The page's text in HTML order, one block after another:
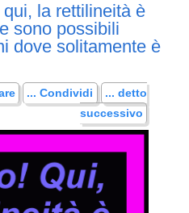
la rettilineità è
sono possibili
dove solitamente è
... Condividi
... detto
successivo